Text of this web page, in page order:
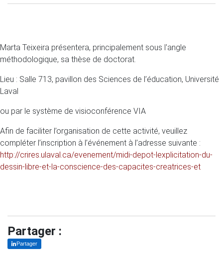
Marta Teixeira présentera, principalement sous l'angle
méthodologique, sa thèse de doctorat.
Lieu : Salle 713, pavillon des Sciences de l’éducation, Université
Laval
ou par le système de visioconférence VIA
Afin de faciliter l’organisation de cette activité, veuillez
compléter l’inscription à l’événement à l’adresse suivante :
http://crires.ulaval.ca/evenement/midi-depot-lexplicitation-du-
dessin-libre-et-la-conscience-des-capacites-creatrices-et
Partager :
Partager